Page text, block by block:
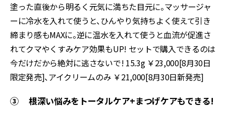
塗った直後から明るく元気に満ちた目元に。マッサージャ
ーに冷水を入れて使うと、ひんやり気持ちよく使えて引き
締まり感もMAXに。逆に温水を入れて使うと血流が促進さ
れてクマやくすみケア効果もUP! セットで購入できるのは
今だけだから絶対に逃さないで! 15.3g ￥23,000[8月30日
限定発売]、アイクリームのみ ￥21,000[8月30日新発売]
③ 根深い悩みをトータルケア+まつげケアもできる!